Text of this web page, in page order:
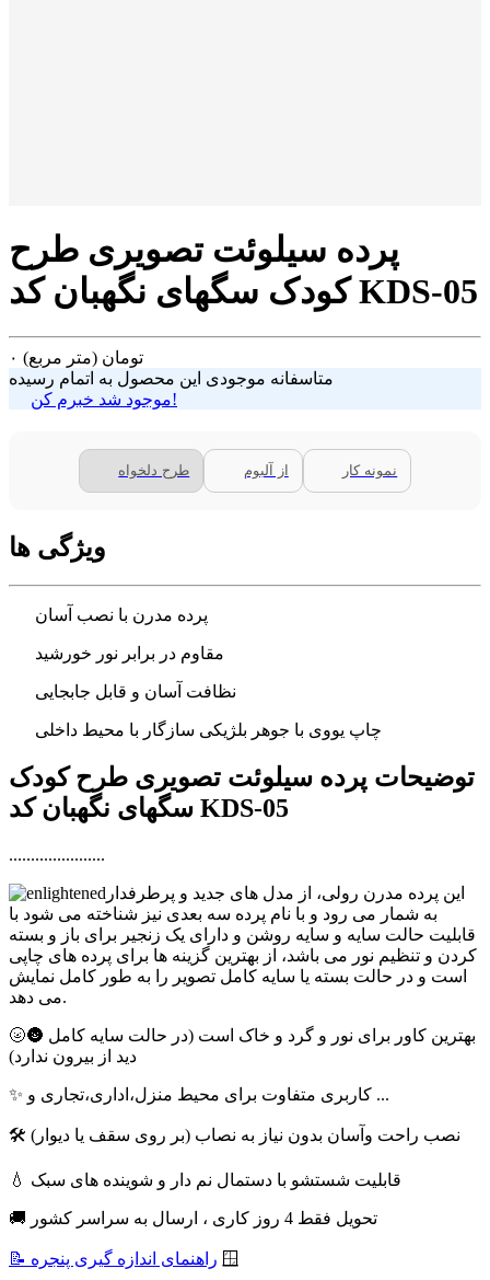
پرده سیلوئت تصویری طرح
کودک سگهای نگهبان کد KDS-05
۰ تومان (متر مربع)
متاسفانه موجودی این محصول به اتمام رسیده
موجود شد خبرم کن!
طرح دلخواه از آلبوم نمونه کار
ویژگی ها
پرده مدرن با نصب آسان
مقاوم در برابر نور خورشید
نظافت آسان و قابل جابجایی
چاپ یووی با جوهر بلژیکی سازگار با محیط داخلی
توضیحات پرده سیلوئت تصویری طرح کودک
سگهای نگهبان کد KDS-05
......................
این پرده مدرن رولی، از مدل های جدید و پرطرفدار
به شمار می رود و با نام پرده سه بعدی نیز شناخته می شود با
قابلیت حالت سایه و سایه روشن و دارای یک زنجیر برای باز و بسته
کردن و تنظیم نور می باشد، از بهترین گزینه ها برای پرده های چاپی
است و در حالت بسته یا سایه کامل تصویر را به طور کامل نمایش
می دهد.
🌝🌚 بهترین کاور برای نور و گرد و خاک است (در حالت سایه کامل
دید از بیرون ندارد)
✨ کاربری متفاوت برای محیط منزل،اداری،تجاری و ...
🛠 نصب راحت وآسان بدون نیاز به نصاب (بر روی سقف یا دیوار)
💧 قابلیت شستشو با دستمال نم دار و شوینده های سبک
🚚 تحویل فقط 4 روز کاری ، ارسال به سراسر کشور
📝 راهنمای اندازه گیری پنجره 🪟